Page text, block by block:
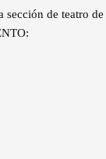
sección de teatro